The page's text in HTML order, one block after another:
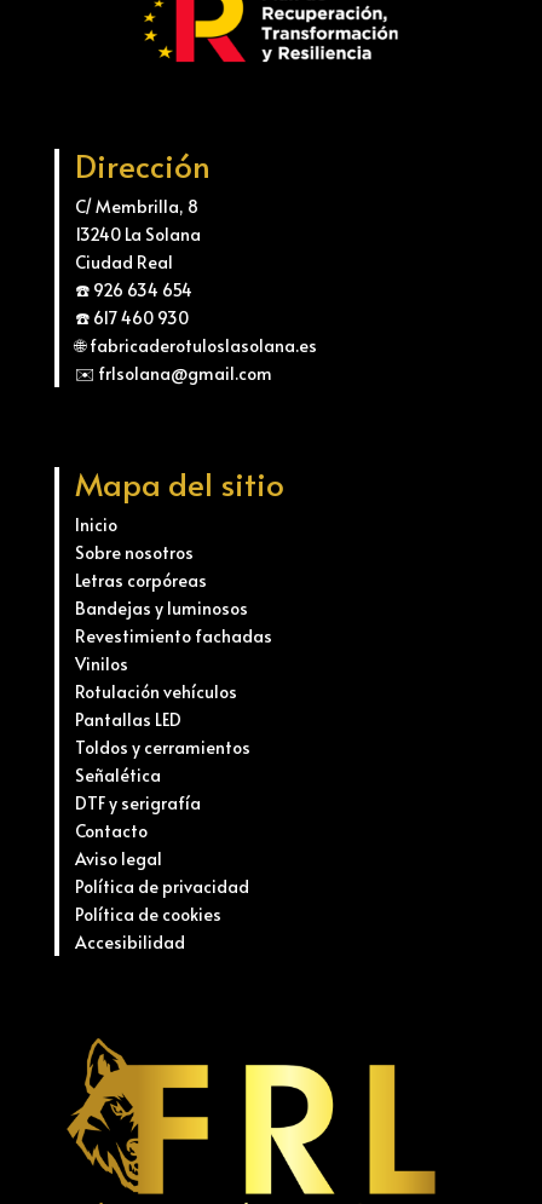
Dirección
C/ Membrilla, 8
13240 La Solana
Ciudad Real
☎️ 926 634 654
☎️ 617 460 930
🌐 fabricaderotuloslasolana.es
✉️ frlsolana@gmail.com
Mapa del sitio
Inicio
Sobre nosotros
Letras corpóreas
Bandejas y luminosos
Revestimiento fachadas
Vinilos
Rotulación vehículos
Pantallas LED
Toldos y cerramientos
Señalética
DTF y serigrafía
Contacto
Aviso legal
Política de privacidad
Política de cookies
Accesibilidad